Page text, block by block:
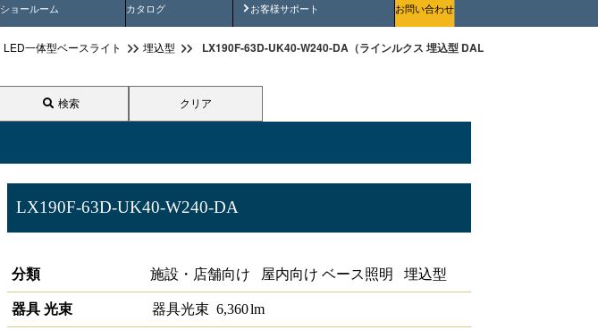
ショールーム カタログ お客様サポート
安全にご使用いただくためにお問い合わせ
LED一体型ベースライト 埋込型 LX190F-63D-UK40-W240-DA（ラインルクス 埋込型 DALI 40形 幅220 ）
検索 クリア
LX190F-63D-UK40-W240-DA
分類
施設・店舗向け 屋内向け ベース照明 埋込型
器具 光束 器具光束 6,360lm